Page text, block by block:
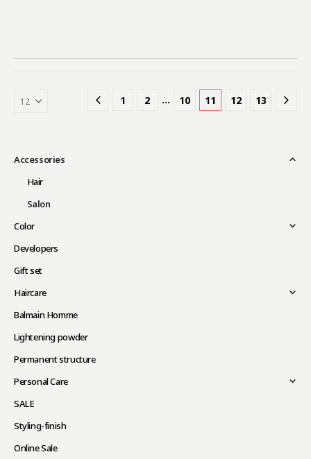
1 2 … 10 11 12 13
Accessories
Hair
Salon
Color
Developers
Gift set
Haircare
Balmain Homme
Lightening powder
Permanent structure
Personal Care
SALE
Styling-finish
Online Sale